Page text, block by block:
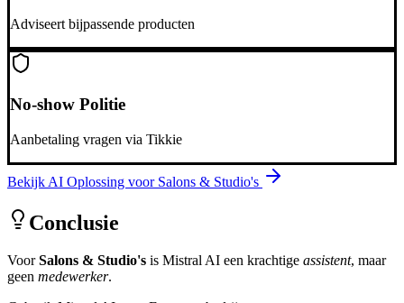
Adviseert bijpassende producten
No-show Politie
Aanbetaling vragen via Tikkie
Bekijk AI Oplossing voor Salons & Studio's
Conclusie
VoorSalons & Studio's is Mistral AI een krachtige assistent, maar
geen medewerker.